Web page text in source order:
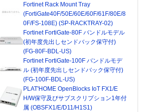
Fortinet Rack Mount Tray
(FortiGate40F/50E/60E/60F/61F/80E/8
0F/FS-108E) (SP-RACKTRAY-02)
Fortinet FortiGate-80F バンドルモデル
(初年度先出しセンドバック保守付)
(FG-80F-BDL-US)
Fortinet FortiGate-100F バンドルモデ
ル (初年度先出しセンドバック保守付)
(FG-100F-BDL-US)
PLAT'HOME OpenBlocks IoT FX1/E
H/W保守及びサブスクリプション1年付
属 (OBSFX1/E/D11/H1S1)